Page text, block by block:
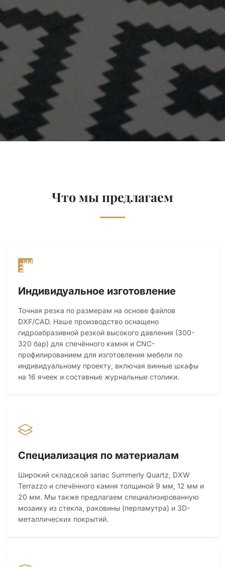
Что мы предлагаем
Индивидуальное изготовление
Точная резка по размерам на основе файлов
DXF/CAD. Наше производство оснащено
гидроабразивной резкой высокого давления (300-
320 бар) для спечённого камня и CNC-
профилированием для изготовления мебели по
индивидуальному проекту, включая винные шкафы
на 16 ячеек и составные журнальные столики.
Специализация по материалам
Широкий складской запас Summerly Quartz, DXW
Terrazzo и спечённого камня толщиной 9 мм, 12 мм и
20 мм. Мы также предлагаем специализированную
мозаику из стекла, раковины (перламутра) и 3D-
металлических покрытий.